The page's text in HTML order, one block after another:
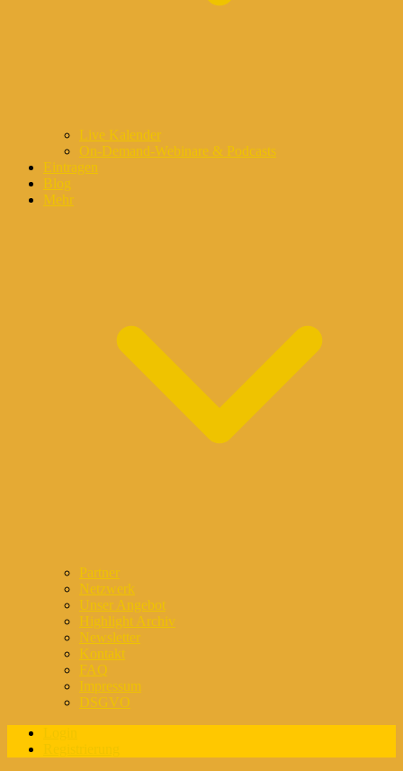
Live Kalender
On-Demand-Webinare & Podcasts
Eintragen
Blog
Mehr
Partner
Netzwerk
Unser Angebot
Highlight Archiv
Newsletter
Kontakt
FAQ
Impressum
DSGVO